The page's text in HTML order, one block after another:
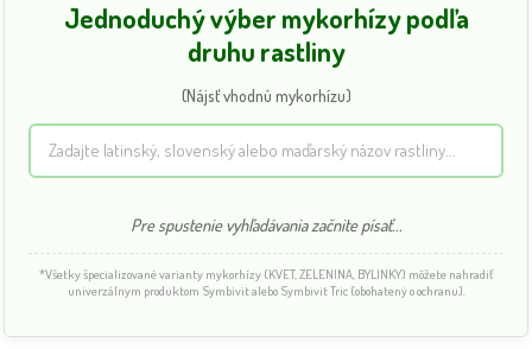
Jednoduchý výber mykorhízy podľa
druhu rastliny
(Nájsť vhodnú mykorhízu)
Pre spustenie vyhľadávania začnite písať...
*Všetky špecializované varianty mykorhízy (KVET, ZELENINA, BYLINKY) môžete nahradiť
univerzálnym produktom Symbivit alebo Symbivit Tric (obohatený o ochranu).